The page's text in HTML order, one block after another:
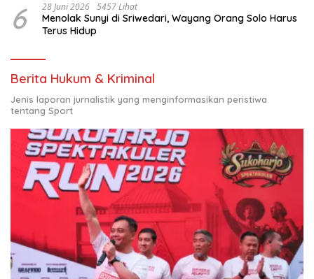
6 28 Juni 2026 5457 Lihat
Menolak Sunyi di Sriwedari, Wayang Orang Solo Harus
Terus Hidup
Berita Hukum & Kriminal
Jenis laporan jurnalistik yang menginformasikan peristiwa
tentang Sport